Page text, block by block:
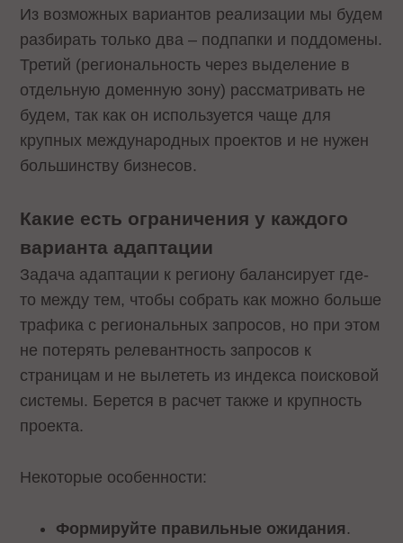
Из возможных вариантов реализации мы будем
разбирать только два – подпапки и поддомены.
Третий (региональность через выделение в
отдельную доменную зону) рассматривать не
будем, так как он используется чаще для
крупных международных проектов и не нужен
большинству бизнесов.
Какие есть ограничения у каждого
варианта адаптации
Задача адаптации к региону балансирует где-
то между тем, чтобы собрать как можно больше
трафика с региональных запросов, но при этом
не потерять релевантность запросов к
страницам и не вылететь из индекса поисковой
системы. Берется в расчет также и крупность
проекта.
Некоторые особенности:
Формируйте правильные ожидания .